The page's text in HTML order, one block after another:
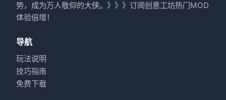
势，成为万人敬仰的大侠。》》》订阅创意工坊热门MOD
体验倍增！
导航
玩法说明
技巧指南
免费下载